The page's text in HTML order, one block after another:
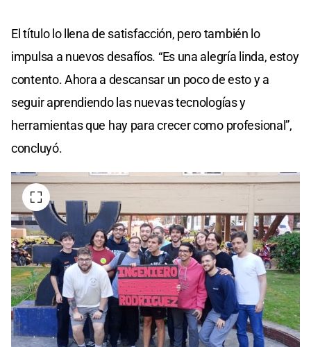
El título lo llena de satisfacción, pero también lo
impulsa a nuevos desafíos. “Es una alegría linda, estoy
contento. Ahora a descansar un poco de esto y a
seguir aprendiendo las nuevas tecnologías y
herramientas que hay para crecer como profesional”,
concluyó.